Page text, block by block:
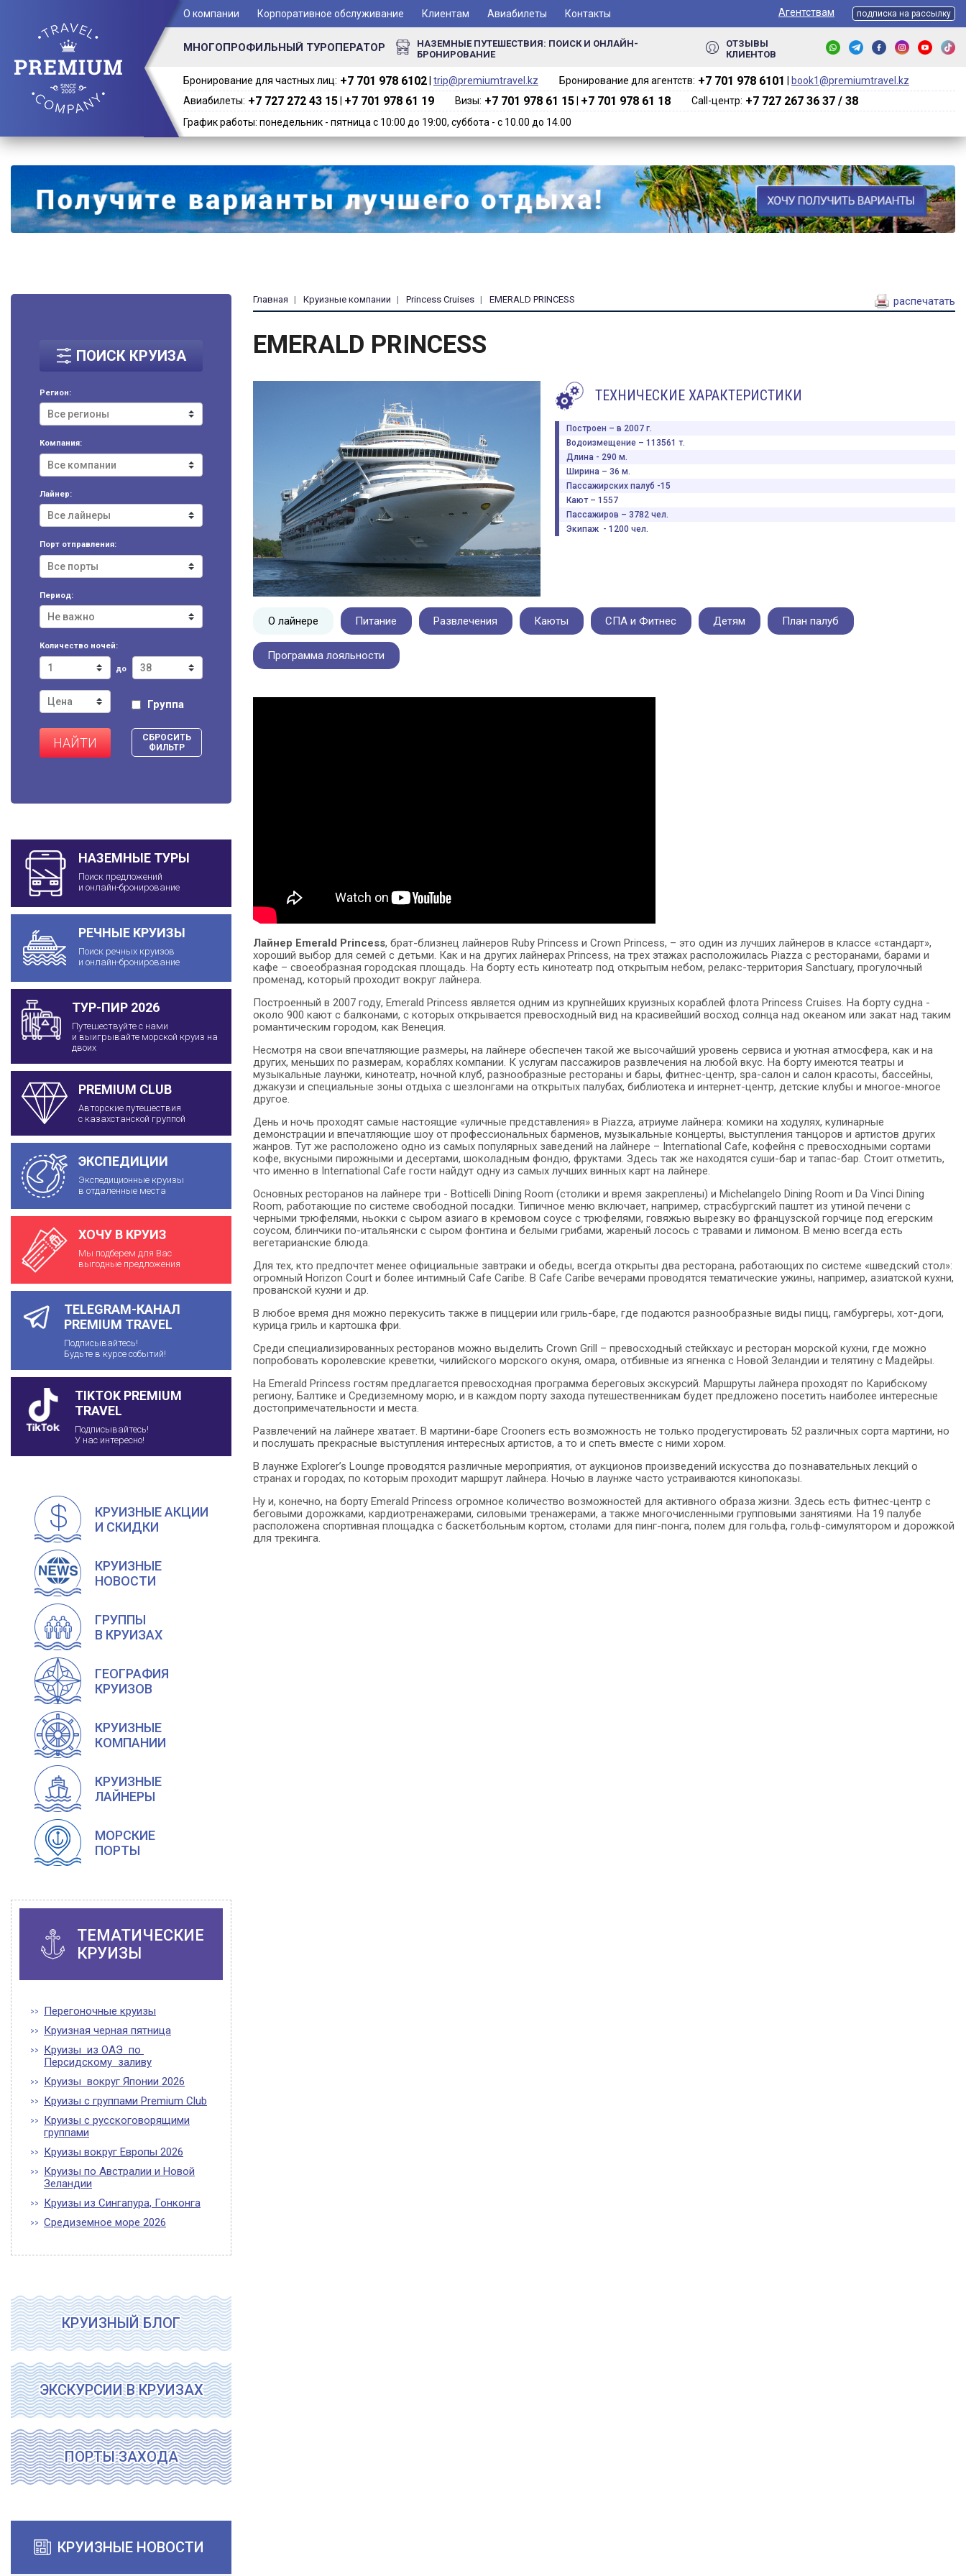
О компании Корпоративное обслуживание Клиентам Авиабилеты Контакты Агентствам подписка на рассылку
МНОГОПРОФИЛЬНЫЙ ТУРОПЕРАТОР
НАЗЕМНЫЕ ПУТЕШЕСТВИЯ: ПОИСК И ОНЛАЙН-
БРОНИРОВАНИЕ
ОТЗЫВЫ
КЛИЕНТОВ
Бронирование для частных лиц: +7 701 978 6102‬ trip@premiumtravel.kz Бронирование для агентств: +7 701 978 6101‬
book1@premiumtravel.kz
Авиабилеты: +7 727 272 43 15 +7 701 978 61 19 Визы: +7 701 978 61 15 +7 701 978 61 18 Call-центр: +7 727 267 36 37 / 38
График работы: понедельник - пятница с 10:00 до 19:00, суббота - с 10.00 до 14.00
ПОИСК КРУИЗА
Регион:
Компания:
Лайнер:
Порт отправления:
Период:
Количество ночей:
до
Группа
НАЙТИ
СБРОСИТЬ
ФИЛЬТР
НАЗЕМНЫЕ ТУРЫ
Поиск предложений
и онлайн-бронирование
РЕЧНЫЕ КРУИЗЫ
Поиск речных круизов
и онлайн-бронирование
ТУР-ПИР 2026
Путешествуйте с нами
и выигрывайте морской круиз на
двоих
PREMIUM CLUB
Авторские путешествия
с казахстанской группой
ЭКСПЕДИЦИИ
Экспедиционные круизы
в отдаленные места
ХОЧУ В КРУИЗ
Мы подберем для Вас
выгодные предложения
TELEGRAM-КАНАЛ
PREMIUM TRAVEL
Подписывайтесь!
Будьте в курсе событий!
TIKTOK PREMIUM
TRAVEL
Подписывайтесь!
У нас интересно!
КРУИЗНЫЕ АКЦИИ
И СКИДКИ
КРУИЗНЫЕ
НОВОСТИ
ГРУППЫ
В КРУИЗАХ
ГЕОГРАФИЯ
КРУИЗОВ
КРУИЗНЫЕ
КОМПАНИИ
КРУИЗНЫЕ
ЛАЙНЕРЫ
МОРСКИЕ
ПОРТЫ
ТЕМАТИЧЕСКИЕ
КРУИЗЫ
Перегоночные круизы
Круизная черная пятница
Круизы из ОАЭ по
Персидскому заливу
Круизы вокруг Японии 2026
Круизы с группами Premium Club
Круизы с русскоговорящими
группами
Круизы вокруг Европы 2026
Круизы по Австралии и Новой
Зеландии
Круизы из Сингапура, Гонконга
Средиземное море 2026
КРУИЗНЫЙ БЛОГ
ЭКСКУРСИИ В КРУИЗАХ
ПОРТЫ ЗАХОДА
КРУИЗНЫЕ НОВОСТИ
Главная Круизные компании Princess Cruises EMERALD PRINCESS распечатать
EMERALD PRINCESS
ТЕХНИЧЕСКИЕ ХАРАКТЕРИСТИКИ
Построен – в 2007 г.
Водоизмещение – 113561 т.
Длина - 290 м.
Ширина – 36 м.
Пассажирских палуб -15
Кают – 1557
Пассажиров – 3782 чел.
Экипаж - 1200 чел.
О лайнере Питание Развлечения Каюты СПА и Фитнес Детям План палуб
Программа лояльности
Лайнер Emerald Princess, брат-близнец лайнеров Ruby Princess и Crown Princess, – это один из лучших лайнеров в классе «стандарт»,
хороший выбор для семей с детьми. Как и на других лайнерах Princess, на трех этажах расположилась Piazza с ресторанами, барами и
кафе – своеобразная городская площадь. На борту есть кинотеатр под открытым небом, релакс-территория Sanctuary, прогулочный
променад, который проходит вокруг лайнера.
Построенный в 2007 году, Emerald Princess является одним из крупнейших круизных кораблей флота Princess Cruises. На борту судна -
около 900 кают с балконами, с которых открывается превосходный вид на красивейший восход солнца над океаном или закат над таким
романтическим городом, как Венеция.
Несмотря на свои впечатляющие размеры, на лайнере обеспечен такой же высочайший уровень сервиса и уютная атмосфера, как и на
других, меньших по размерам, кораблях компании. К услугам пассажиров развлечения на любой вкус. На борту имеются театры и
музыкальные лаунжи, кинотеатр, ночной клуб, разнообразные рестораны и бары, фитнес-центр, spa-салон и салон красоты, бассейны,
джакузи и специальные зоны отдыха с шезлонгами на открытых палубах, библиотека и интернет-центр, детские клубы и многое-многое
другое.
День и ночь проходят самые настоящие «уличные представления» в Piazza, атриуме лайнера: комики на ходулях, кулинарные
демонстрации и впечатляющие шоу от профессиональных барменов, музыкальные концерты, выступления танцоров и артистов других
жанров. Тут же расположено одно из самых популярных заведений на лайнере – International Cafe, кофейня с превосходными сортами
кофе, вкусными пирожными и десертами, шоколадным фондю, фруктами. Здесь так же находятся суши-бар и тапас-бар. Стоит отметить,
что именно в International Cafe гости найдут одну из самых лучших винных карт на лайнере.
Основных ресторанов на лайнере три - Botticelli Dining Room (столики и время закреплены) и Michelangelo Dining Room и Da Vinci Dining
Room, работающие по системе свободной посадки. Типичное меню включает, например, страсбургский паштет из утиной печени с
черными трюфелями, ньокки с сыром азиаго в кремовом соусе с трюфелями, говяжью вырезку во французской горчице под егерским
соусом, блинчики по-итальянски с сыром фонтина и белыми грибами, жареный лосось с травами и лимоном. В меню всегда есть
вегетарианские блюда.
Для тех, кто предпочтет менее официальные завтраки и обеды, всегда открыты два ресторана, работающих по системе «шведский стол»:
огромный Horizon Court и более интимный Cafe Caribe. В Cafe Caribe вечерами проводятся тематические ужины, например, азиатской кухни,
прованской кухни и др.
В любое время дня можно перекусить также в пиццерии или гриль-баре, где подаются разнообразные виды пицц, гамбургеры, хот-доги,
курица гриль и картошка фри.
Среди специализированных ресторанов можно выделить Crown Grill – превосходный стейкхаус и ресторан морской кухни, где можно
попробовать королевские креветки, чилийского морского окуня, омара, отбивные из ягненка с Новой Зеландии и телятину с Мадейры.
На Emerald Princess гостям предлагается превосходная программа береговых экскурсий. Маршруты лайнера проходят по Карибскому
региону, Балтике и Средиземному морю, и в каждом порту захода путешественникам будет предложено посетить наиболее интересные
достопримечательности и места.
Развлечений на лайнере хватает. В мартини-баре Crooners есть возможность не только продегустировать 52 различных сорта мартини, но
и послушать прекрасные выступления интересных артистов, а то и спеть вместе с ними хором.
В лаунже Explorer’s Lounge проводятся различные мероприятия, от аукционов произведений искусства до познавательных лекций о
странах и городах, по которым проходит маршрут лайнера. Ночью в лаунже часто устраиваются кинопоказы.
Ну и, конечно, на борту Emerald Princess огромное количество возможностей для активного образа жизни. Здесь есть фитнес-центр с
беговыми дорожками, кардиотренажерами, силовыми тренажерами, а также многочисленными групповыми занятиями. На 19 палубе
расположена спортивная площадка с баскетбольным кортом, столами для пинг-понга, полем для гольфа, гольф-симулятором и дорожкой
для трекинга.